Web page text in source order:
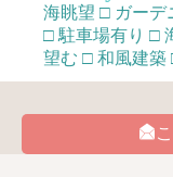
海眺望 □ ガーデ
□ 駐車場有り □
望む □ 和風建築